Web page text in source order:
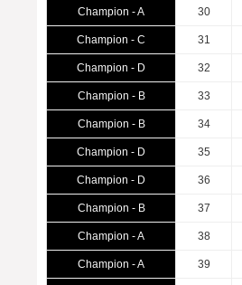
Champion - A 30
Champion - C 31
Champion - D 32
Champion - B 33
Champion - B 34
Champion - D 35
Champion - D 36
Champion - B 37
Champion - A 38
Champion - A 39